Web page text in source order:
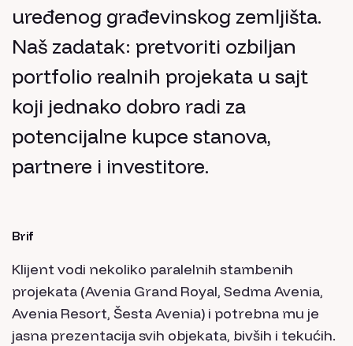
uređenog građevinskog zemljišta.
Naš zadatak: pretvoriti ozbiljan
portfolio realnih projekata u sajt
koji jednako dobro radi za
potencijalne kupce stanova,
partnere i investitore.
Brif
Klijent vodi nekoliko paralelnih stambenih
projekata (Avenia Grand Royal, Sedma Avenia,
Avenia Resort, Šesta Avenia) i potrebna mu je
jasna prezentacija svih objekata, bivših i tekućih.